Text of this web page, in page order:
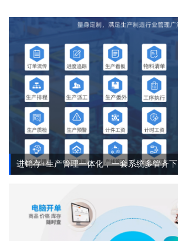
进销存+生产管理一体化，一套系统多管齐下